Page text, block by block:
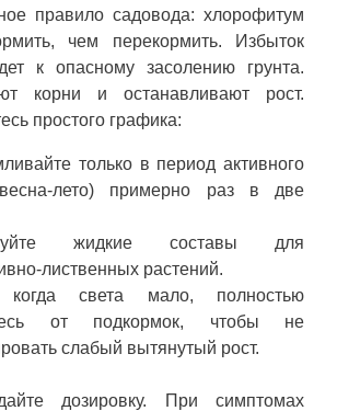
правило садовода: хлорофитум
чем перекормить. Избыток
к опасному засолению грунта.
корни и останавливают рост.
простого графика:
только в период активного
лето) примерно раз в две
жидкие составы для
лиственных растений.
света мало, полностью
от подкормок, чтобы не
слабый вытянутый рост.
дозировку. При симптомах